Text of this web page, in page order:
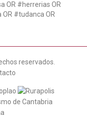
OR #herrerias OR
#tudanca OR
reservados.